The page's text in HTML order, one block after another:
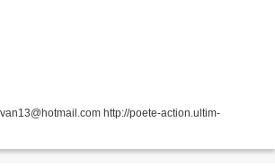
http://poete-action.ultim-